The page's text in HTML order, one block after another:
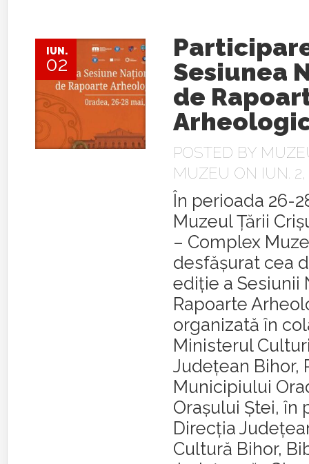
IUN.
02
Sesiunea
de
POSTED BY
MUZEU ON IUN.
În perioada 26-
Muzeul Țării
– Complex
desfășurat cea
ediție a Sesiunii
Rapoarte
organizată în
Ministerul
Județean Bihor,
Municipiului
Orașului Ștei, în
Direcția
Cultură Bihor,